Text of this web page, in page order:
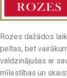
Rozes dažādos
peltas, bet
valdzinājušas ar
mīlestības un